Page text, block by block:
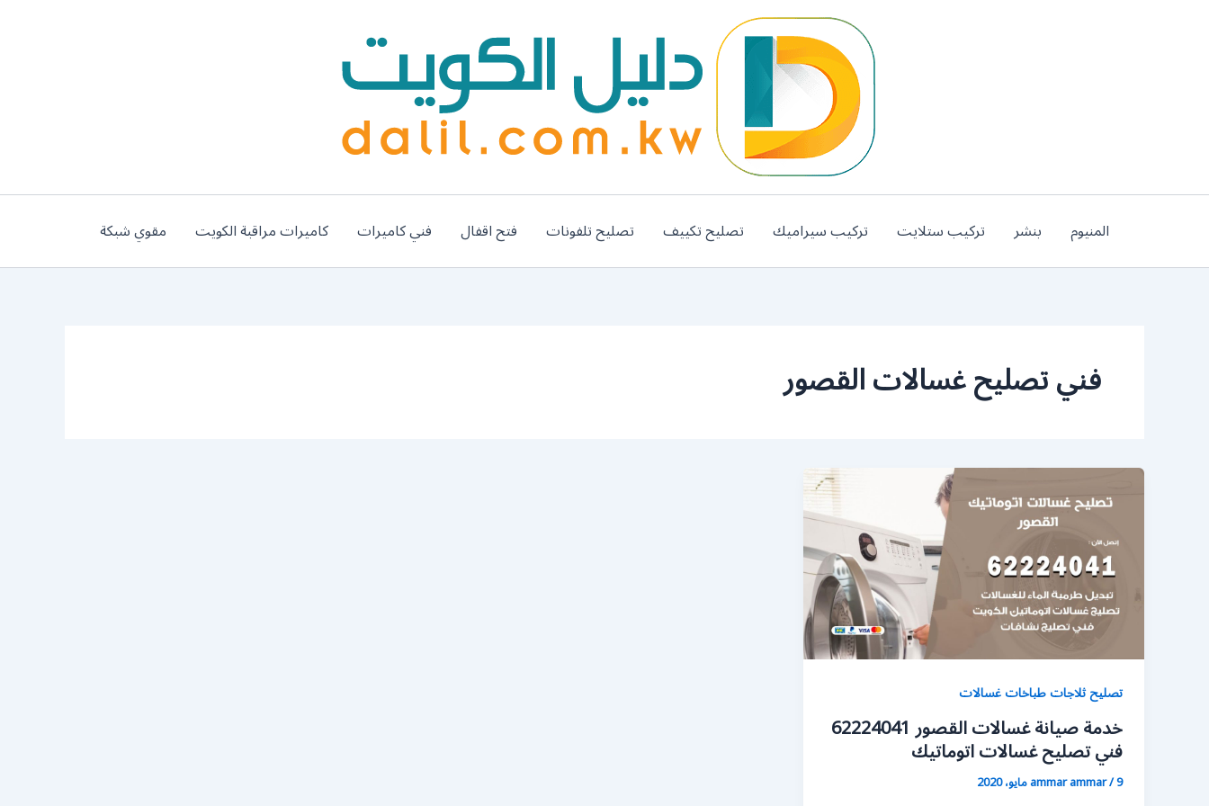
المنيوم بنشر تركيب ستلايت تركيب سيراميك تصليح تكييف تصليح تلفونات فتح اقفال فني كاميرات كاميرات مراقبة الكويت مقوي شبكة
فني تصليح غسالات القصور
تصليح ثلاجات طباخات غسالات
خدمة صيانة غسالات القصور 62224041
فني تصليح غسالات اتوماتيك
ammar ammar/9 مايو، 2020